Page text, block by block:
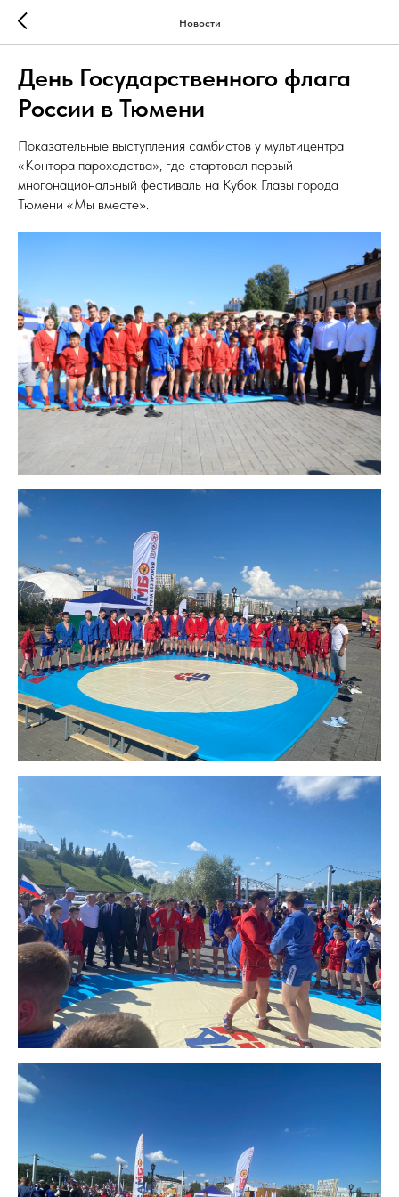
Новости
День Государственного флага
России в Тюмени
Показательные выступления самбистов у мультицентра
«Контора пароходства», где стартовал первый
многонациональный фестиваль на Кубок Главы города
Тюмени «Мы вместе».